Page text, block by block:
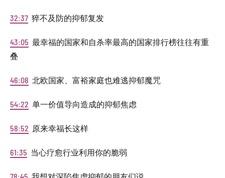
32:37 猝不及防的抑郁复发
43:05 最幸福的国家和自杀率最高的国家排行榜往往有重
叠
46:08 北欧国家、富裕家庭也难逃抑郁魔咒
54:22 单一价值导向造成的抑郁焦虑
58:52 原来幸福长这样
61:35 当心疗愈行业利用你的脆弱